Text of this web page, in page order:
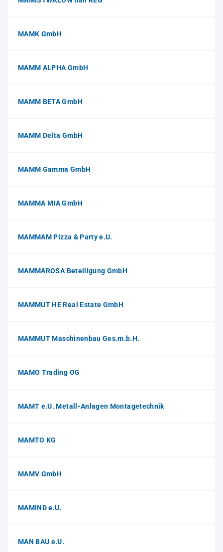
MAMK GmbH
MAMM ALPHA GmbH
MAMM BETA GmbH
MAMM Delta GmbH
MAMM Gamma GmbH
MAMMA MIA GmbH
MAMMAM Pizza & Party e.U.
MAMMAROSA Beteiligung GmbH
MAMMUT HE Real Estate GmbH
MAMMUT Maschinenbau Ges.m.b.H.
MAMO Trading OG
MAMT e.U. Metall-Anlagen Montagetechnik
MAMTO KG
MAMV GmbH
MAMiND e.U.
MAN BAU e.U.